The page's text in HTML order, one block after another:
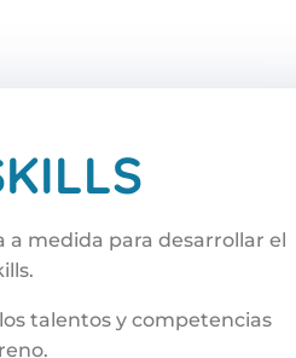
a medida para desarrollar el
talentos y competencias